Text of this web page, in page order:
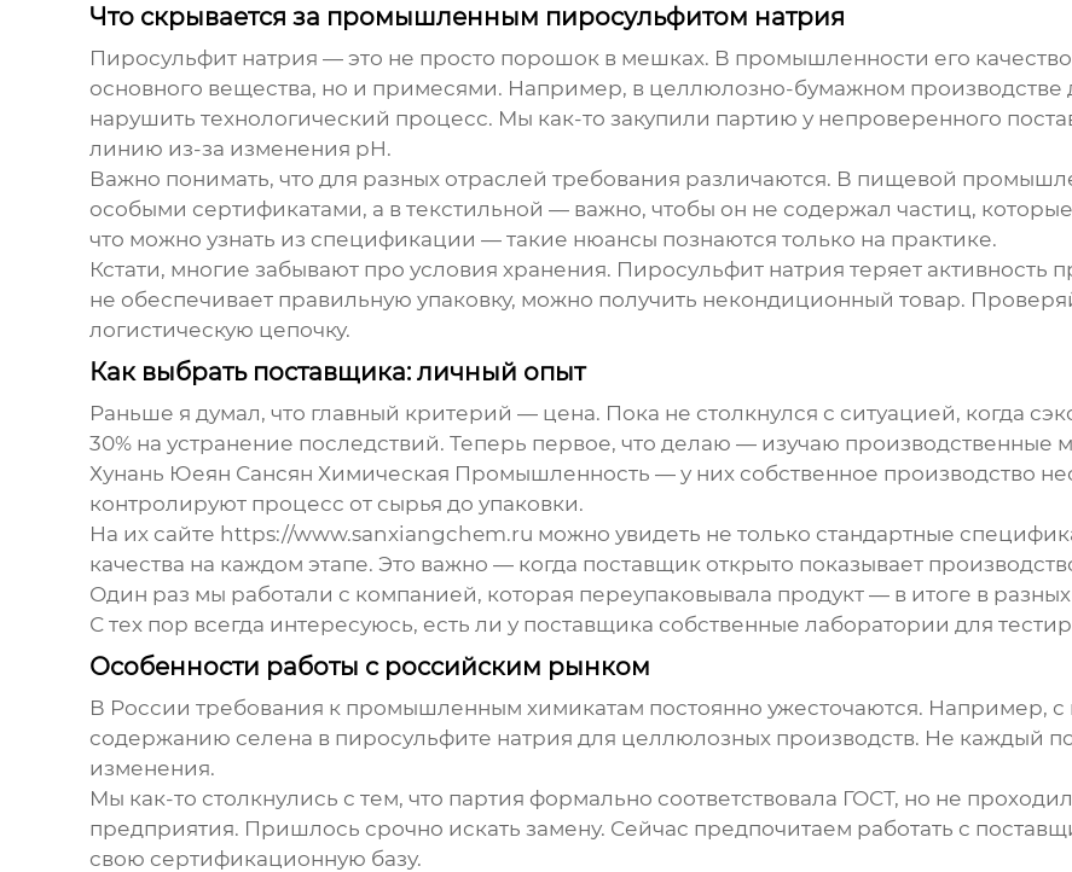
Что скрывается за промышленным пиросульфитом натрия
Пиросульфит натрия — это не просто порошок в мешках. В промышленности его
основного вещества, но и примесями. Например, в целлюлозно-бумажном производстве
нарушить технологический процесс. Мы как-то закупили партию у непроверенного
линию из-за изменения pH.
Важно понимать, что для разных отраслей требования различаются. В пищевой
особыми сертификатами, а в текстильной — важно, чтобы он не содержал частиц, которые
что можно узнать из спецификации — такие нюансы познаются только на практике.
Кстати, многие забывают про условия хранения. Пиросульфит натрия теряет
не обеспечивает правильную упаковку, можно получить некондиционный товар.
логистическую цепочку.
Как выбрать поставщика: личный опыт
Раньше я думал, что главный критерий — цена. Пока не столкнулся с ситуацией, когда
30% на устранение последствий. Теперь первое, что делаю — изучаю
Хунань Юеян Сансян Химическая Промышленность — у них собственное производство
контролируют процесс от сырья до упаковки.
На их сайте https://www.sanxiangchem.ru можно увидеть не только стандартные
качества на каждом этапе. Это важно — когда поставщик открыто показывает
Один раз мы работали с компанией, которая переупаковывала продукт — в итоге в
С тех пор всегда интересуюсь, есть ли у поставщика собственные лаборатории для
Особенности работы с российским рынком
В России требования к промышленным химикатам постоянно ужесточаются. Например,
содержанию селена в пиросульфите натрия для целлюлозных производств. Не каждый
изменения.
Мы как-то столкнулись с тем, что партия формально соответствовала ГОСТ, но не
предприятия. Пришлось срочно искать замену. Сейчас предпочитаем работать с
свою сертификационную базу.